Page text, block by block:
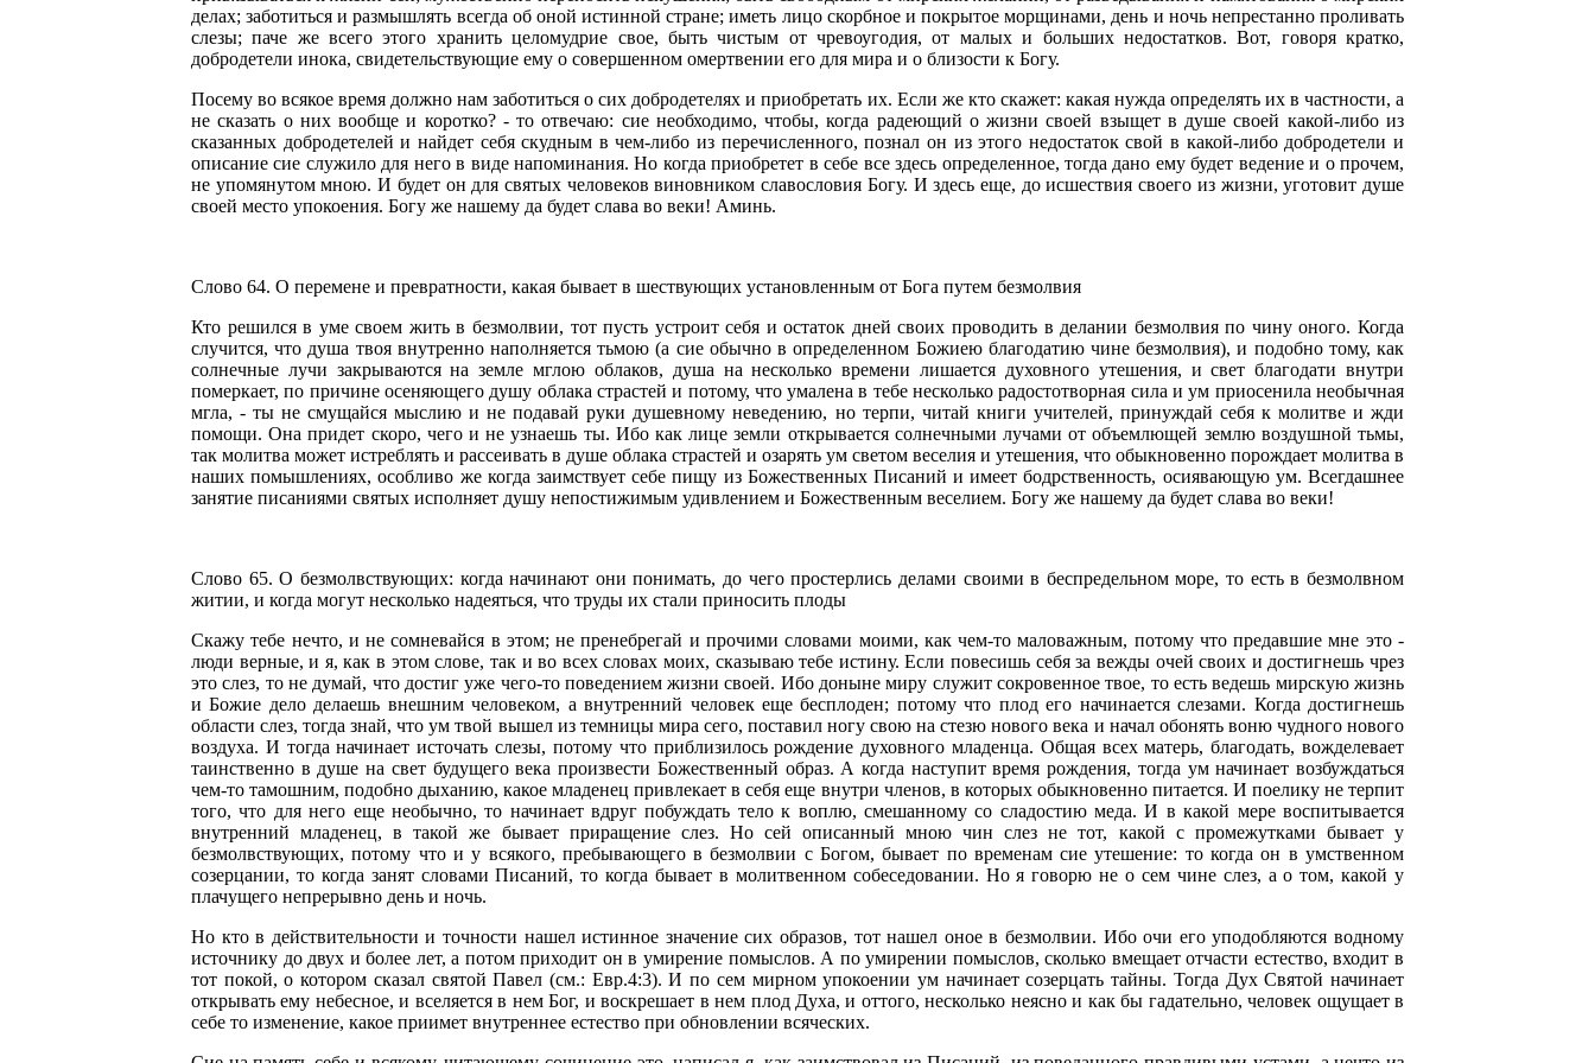
делах; заботиться и размышлять всегда об оной истинной стране; иметь лицо скорбное и покрытое морщинами, день и ночь непрестанно проливать
слезы; паче же всего этого хранить целомудрие свое, быть чистым от чревоугодия, от малых и больших недостатков. Вот, говоря кратко,
добродетели инока, свидетельствующие ему о совершенном омертвении его для мира и о близости к Богу.
Посему во всякое время должно нам заботиться о сих добродетелях и приобретать их. Если же кто скажет: какая нужда определять их в частности, а
не сказать о них вообще и коротко? - то отвечаю: сие необходимо, чтобы, когда радеющий о жизни своей взыщет в душе своей какой-либо из
сказанных добродетелей и найдет себя скудным в чем-либо из перечисленного, познал он из этого недостаток свой в какой-либо добродетели и
описание сие служило для него в виде напоминания. Но когда приобретет в себе все здесь определенное, тогда дано ему будет ведение и о прочем,
не упомянутом мною. И будет он для святых человеков виновником славословия Богу. И здесь еще, до исшествия своего из жизни, уготовит душе
своей место упокоения. Богу же нашему да будет слава во веки! Аминь.
Слово 64. О перемене и превратности, какая бывает в шествующих установленным от Бога путем безмолвия
Кто решился в уме своем жить в безмолвии, тот пусть устроит себя и остаток дней своих проводить в делании безмолвия по чину оного. Когда
случится, что душа твоя внутренно наполняется тьмою (а сие обычно в определенном Божиею благодатию чине безмолвия), и подобно тому, как
солнечные лучи закрываются на земле мглою облаков, душа на несколько времени лишается духовного утешения, и свет благодати внутри
померкает, по причине осеняющего душу облака страстей и потому, что умалена в тебе несколько радостотворная сила и ум приосенила необычная
мгла, - ты не смущайся мыслию и не подавай руки душевному неведению, но терпи, читай книги учителей, принуждай себя к молитве и жди
помощи. Она придет скоро, чего и не узнаешь ты. Ибо как лице земли открывается солнечными лучами от объемлющей землю воздушной тьмы,
так молитва может истреблять и рассеивать в душе облака страстей и озарять ум светом веселия и утешения, что обыкновенно порождает молитва в
наших помышлениях, особливо же когда заимствует себе пищу из Божественных Писаний и имеет бодрственность, осиявающую ум. Всегдашнее
занятие писаниями святых исполняет душу непостижимым удивлением и Божественным веселием. Богу же нашему да будет слава во веки!
Слово 65. О безмолвствующих: когда начинают они понимать, до чего простерлись делами своими в беспредельном море, то есть в безмолвном
житии, и когда могут несколько надеяться, что труды их стали приносить плоды
Скажу тебе нечто, и не сомневайся в этом; не пренебрегай и прочими словами моими, как чем-то маловажным, потому что предавшие мне это -
люди верные, и я, как в этом слове, так и во всех словах моих, сказываю тебе истину. Если повесишь себя за вежды очей своих и достигнешь чрез
это слез, то не думай, что достиг уже чего-то поведением жизни своей. Ибо доныне миру служит сокровенное твое, то есть ведешь мирскую жизнь
и Божие дело делаешь внешним человеком, а внутренний человек еще бесплоден; потому что плод его начинается слезами. Когда достигнешь
области слез, тогда знай, что ум твой вышел из темницы мира сего, поставил ногу свою на стезю нового века и начал обонять воню чудного нового
воздуха. И тогда начинает источать слезы, потому что приблизилось рождение духовного младенца. Общая всех матерь, благодать, вожделевает
таинственно в душе на свет будущего века произвести Божественный образ. А когда наступит время рождения, тогда ум начинает возбуждаться
чем-то тамошним, подобно дыханию, какое младенец привлекает в себя еще внутри членов, в которых обыкновенно питается. И поелику не терпит
того, что для него еще необычно, то начинает вдруг побуждать тело к воплю, смешанному со сладостию меда. И в какой мере воспитывается
внутренний младенец, в такой же бывает приращение слез. Но сей описанный мною чин слез не тот, какой с промежутками бывает у
безмолвствующих, потому что и у всякого, пребывающего в безмолвии с Богом, бывает по временам сие утешение: то когда он в умственном
созерцании, то когда занят словами Писаний, то когда бывает в молитвенном собеседовании. Но я говорю не о сем чине слез, а о том, какой у
плачущего непрерывно день и ночь.
Но кто в действительности и точности нашел истинное значение сих образов, тот нашел оное в безмолвии. Ибо очи его уподобляются водному
источнику до двух и более лет, а потом приходит он в умирение помыслов. А по умирении помыслов, сколько вмещает отчасти естество, входит в
тот покой, о котором сказал святой Павел (см.: Евр.4:3). И по сем мирном упокоении ум начинает созерцать тайны. Тогда Дух Святой начинает
открывать ему небесное, и вселяется в нем Бог, и воскрешает в нем плод Духа, и оттого, несколько неясно и как бы гадательно, человек ощущает в
себе то изменение, какое приимет внутреннее естество при обновлении всяческих.